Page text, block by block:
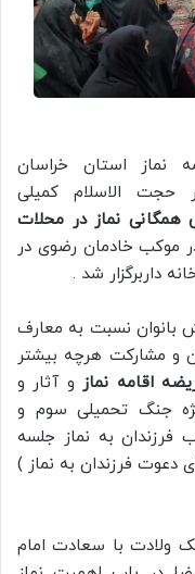
نماز استان خراسان
حجت الاسلام کمیلی
نماز در محلات
موکب خادمان رضوی در
داربرگزار شد .
بانوان نسبت به معارف
و مشارکت هرچه بیشتر
اقامه نمازو آثار و
جنگ تحمیلی سوم و
به نماز جلسه
دعوت فرزندان به نماز )
ولادت با سعادت امام